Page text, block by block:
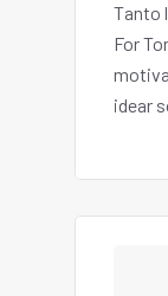
Tanto
For
idear